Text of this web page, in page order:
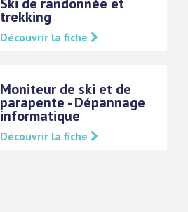
trekking
Découvrir la fiche
Moniteur de ski et de
parapente - Dépannage
informatique
Découvrir la fiche